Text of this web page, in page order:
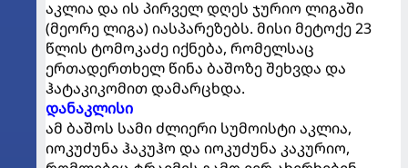
აკლია და ის პირველ დღეს ჯურიო ლიგაში
(მეორე ლიგა) იასპარეზებს. მისი მეტოქე 23
წლის ტომოკაძე იქნება, რომელსაც
ერთადერთხელ წინა ბაშოზე შეხვდა და
ჰატაკიკომით დამარცხდა.
დანაკლისი
ამ ბაშოს სამი ძლიერი სუმოისტი აკლია,
იოკუძუნა ჰაკუჰო და იოკუძუნა კაკურიო,